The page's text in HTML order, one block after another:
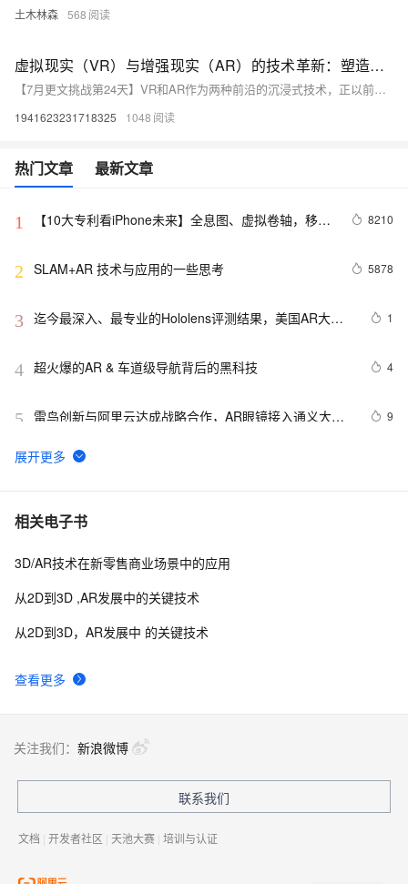
土木林森 568
虚拟现实（VR）与增强现实（AR）的技术革新：塑造未来的沉浸式体验
【7月更文挑战第24天】VR和AR作为两种前沿的沉浸式技术，正以前所未有的速度改变着我们的世界。随着技术的不断革新和应用的不断拓展，我们有理由相信，未来的VR和AR将为我们带来更多令人惊叹的体验和技术革新。
1941623231718325 1048
热门文章 最新文章
1
【10大专利看iPhone未来】全息图、虚拟卷轴，移动
8210
2 SLAM+AR 技术与应用的一些思考 5878
3 迄今最深入、最专业的Hololens评测结果，美国AR大咖
1
4 超火爆的AR & 车道级导航背后的黑科技 4
5
雷鸟创新与阿里云达成战略合作，AR眼镜接入通义大模
9
6 Airbnb引入AR和VR技术，帮助租客全方位欣赏心仪房间
7 当教育碰上VR和AR，学生会沉迷于学习无法自拔吗？
8 MIT让艺术和技术擦出火花，画出一条AR壁画隧道
相关电子书
查看更多
3D/AR技术在新零售商业场景中的应用
从2D到3D ,AR发展中的关键技术
从2D到3D，AR发展中 的关键技术
关注我们： 新浪微博
联系我们
文档 | 开发者社区 | 天池大赛 | 培训与认证